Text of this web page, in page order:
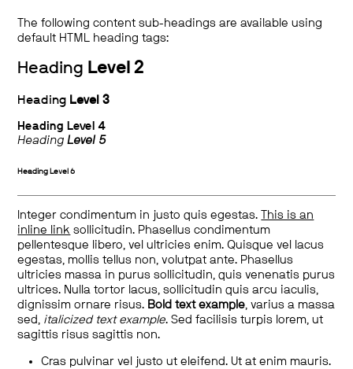
The following content sub-headings are available using
default HTML heading tags:
Heading Level 2
Heading Level 3
Heading Level 4
HeadingLevel 5
Heading Level 6
Integer condimentum in justo quis egestas.
This is an
inline link sollicitudin. Phasellus condimentum
pellentesque libero, vel ultricies enim. Quisque vel lacus
egestas, mollis tellus non, volutpat ante. Phasellus
ultricies massa in purus sollicitudin, quis venenatis purus
ultrices. Nulla tortor lacus, sollicitudin quis arcu iaculis,
dignissim ornare risus. Bold text example, varius a massa
sed, italicized text example. Sed facilisis turpis lorem, ut
sagittis risus sagittis non.
Cras pulvinar vel justo ut eleifend. Ut at enim mauris.